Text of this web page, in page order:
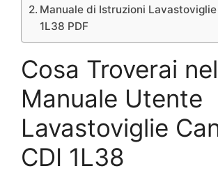
Manuale di Istruzioni Lavastoviglie
1L38 PDF
Cosa Troverai nel
Manuale Utente
Lavastoviglie
CDI 1L38